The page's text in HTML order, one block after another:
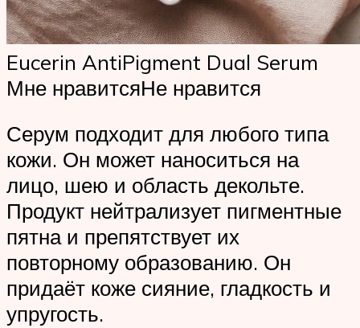
Eucerin AntiPigment Dual Serum
Мне нравитсяНе нравится
Серум подходит для любого типа
кожи. Он может наноситься на
лицо, шею и область декольте.
Продукт нейтрализует пигментные
пятна и препятствует их
повторному образованию. Он
придаёт коже сияние, гладкость и
упругость.